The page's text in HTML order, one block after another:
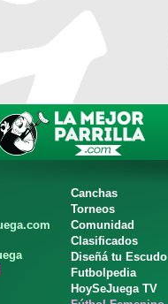
Canchas
Torneos
Comunidad
Clasificados
Diseñá tu Escudo
Futbolpedia
HoySeJuega TV